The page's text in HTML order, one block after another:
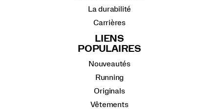
La durabilité
Carrières
LIENS
POPULAIRES
Nouveautés
Running
Originals
Vêtements